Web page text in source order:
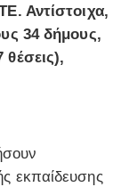
Αντίστοιχα,
34 δήμους,
θέσεις),
εκπαίδευσης